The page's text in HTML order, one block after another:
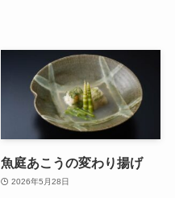
魚庭あこうの変わり揚げ
2026年5月28日